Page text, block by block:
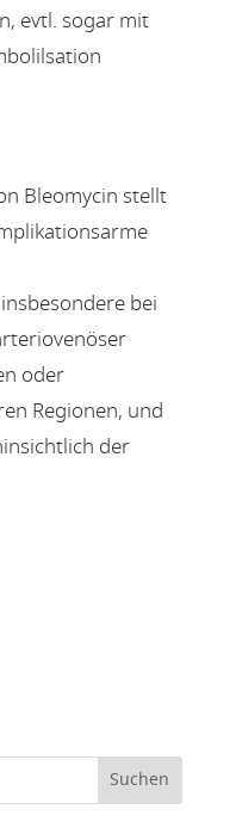
evtl. sogar mit
Bleomycin stellt
bei
oder
Regionen, und
der